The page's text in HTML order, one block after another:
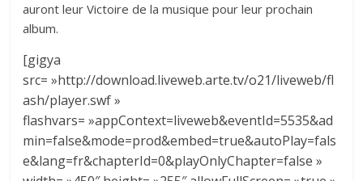
auront leur Victoire de la musique pour leur prochain
album.
[gigya
src= »http://download.liveweb.arte.tv/o21/liveweb/fl
ash/player.swf »
flashvars= »appContext=liveweb&eventId=5535&ad
min=false&mode=prod&embed=true&autoPlay=fals
e&lang=fr&chapterId=0&playOnlyChapter=false »